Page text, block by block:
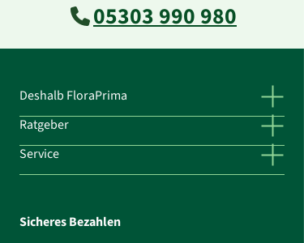
05303 990 980
Deshalb FloraPrima
Ratgeber
Service
Sicheres Bezahlen